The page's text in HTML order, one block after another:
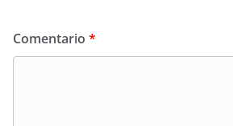
Comentario *